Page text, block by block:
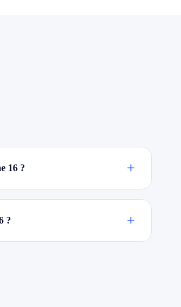
16 ? +
? +